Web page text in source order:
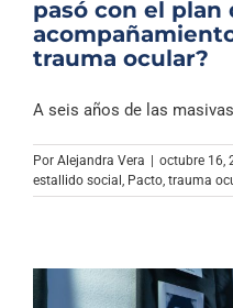
pasó con el plan
trauma ocular?
A seis años de las
Por Alejandra Vera | octubre 16,
estallido social Pacto trauma